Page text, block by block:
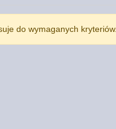
do wymaganych kryteriów.